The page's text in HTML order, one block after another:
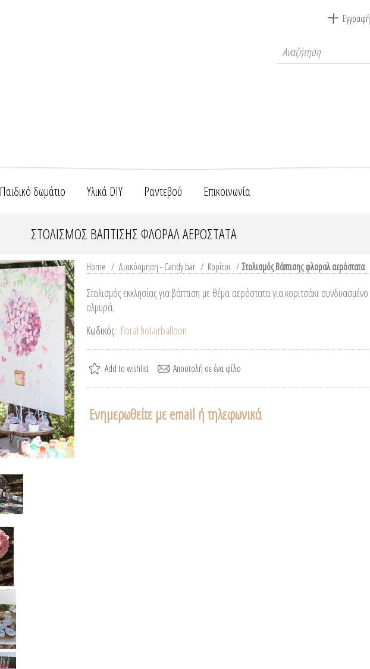
Εγγραφή
Παιδικό δωμάτιο Υλικά DIY Ραντεβού Επικοινωνία
ΣΤΟΛΙΣΜΌΣ ΒΆΠΤΙΣΗΣ ΦΛΟΡΑΛ ΑΕΡΌΣΤΑΤΑ
Home / Διακόσμηση - Candy bar / Κορίτσι / Στολισμός Βάπτισης φλοραλ αερόστατα
Στολισμός εκκλησίας για βάπτιση με θέμα αερόστατα για κοριτσάκι
αλμυρά.
Κωδικός: floral hotairballoon
Ενημερωθείτε με email ή τηλεφωνικά